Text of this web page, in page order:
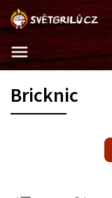
Bricknic